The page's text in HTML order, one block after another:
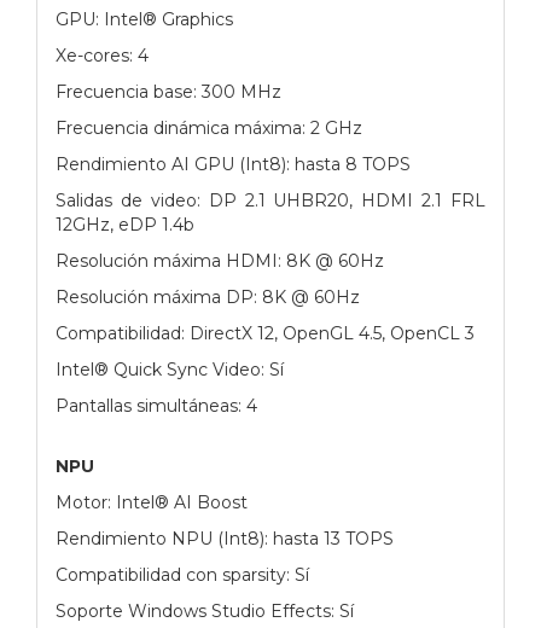
GPU: Intel® Graphics
Xe-cores: 4
Frecuencia base: 300 MHz
Frecuencia dinámica máxima: 2 GHz
Rendimiento AI GPU (Int8): hasta 8 TOPS
Salidas de video: DP 2.1 UHBR20, HDMI 2.1 FRL
12GHz, eDP 1.4b
Resolución máxima HDMI: 8K @ 60Hz
Resolución máxima DP: 8K @ 60Hz
Compatibilidad: DirectX 12, OpenGL 4.5, OpenCL 3
Intel® Quick Sync Video: Sí
Pantallas simultáneas: 4
NPU
Motor: Intel® AI Boost
Rendimiento NPU (Int8): hasta 13 TOPS
Compatibilidad con sparsity: Sí
Soporte Windows Studio Effects: Sí